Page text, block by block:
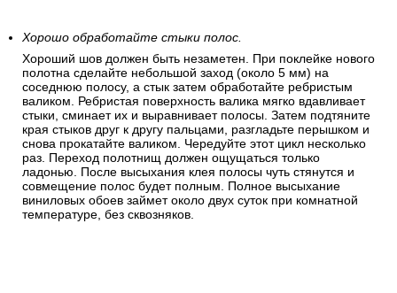
Хорошо обработайте стыки полос.
Хороший шов должен быть незаметен. При поклейке нового
полотна сделайте небольшой заход (около 5 мм) на
соседнюю полосу, а стык затем обработайте ребристым
валиком. Ребристая поверхность валика мягко вдавливает
стыки, сминает их и выравнивает полосы. Затем подтяните
края стыков друг к другу пальцами, разгладьте перышком и
снова прокатайте валиком. Чередуйте этот цикл несколько
раз. Переход полотнищ должен ощущаться только
ладонью. После высыхания клея полосы чуть стянутся и
совмещение полос будет полным. Полное высыхание
виниловых обоев займет около двух суток при комнатной
температуре, без сквозняков.